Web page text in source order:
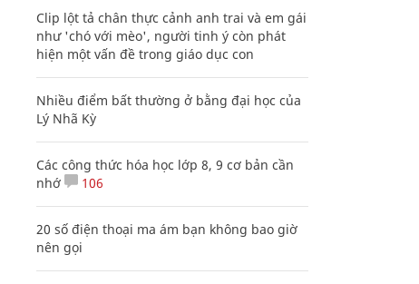
Clip lột tả chân thực cảnh anh trai và em gái
như 'chó với mèo', người tinh ý còn phát
hiện một vấn đề trong giáo dục con
Nhiều điểm bất thường ở bằng đại học của
Lý Nhã Kỳ
Các công thức hóa học lớp 8, 9 cơ bản cần
nhớ
106
20 số điện thoại ma ám bạn không bao giờ
nên gọi